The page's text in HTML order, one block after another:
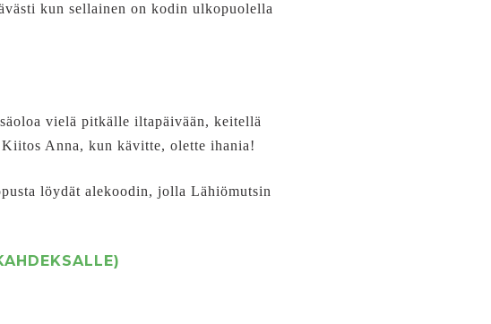
kun sellainen on kodin ulkopuolella
vielä pitkälle iltapäivään, keitellä
Anna, kun kävitte, olette ihania!
löydät alekoodin, jolla Lähiömutsin